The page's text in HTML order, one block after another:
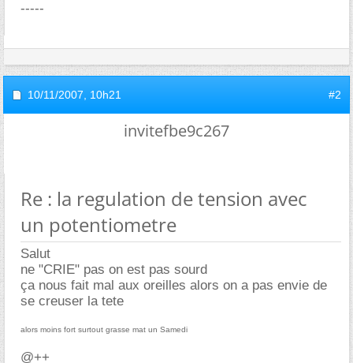
-----
10/11/2007, 10h21 #2
invitefbe9c267
Re : la regulation de tension avec
un potentiometre
Salut
ne "CRIE" pas on est pas sourd
ça nous fait mal aux oreilles alors on a pas envie de
se creuser la tete
alors moins fort surtout grasse mat un Samedi
@++